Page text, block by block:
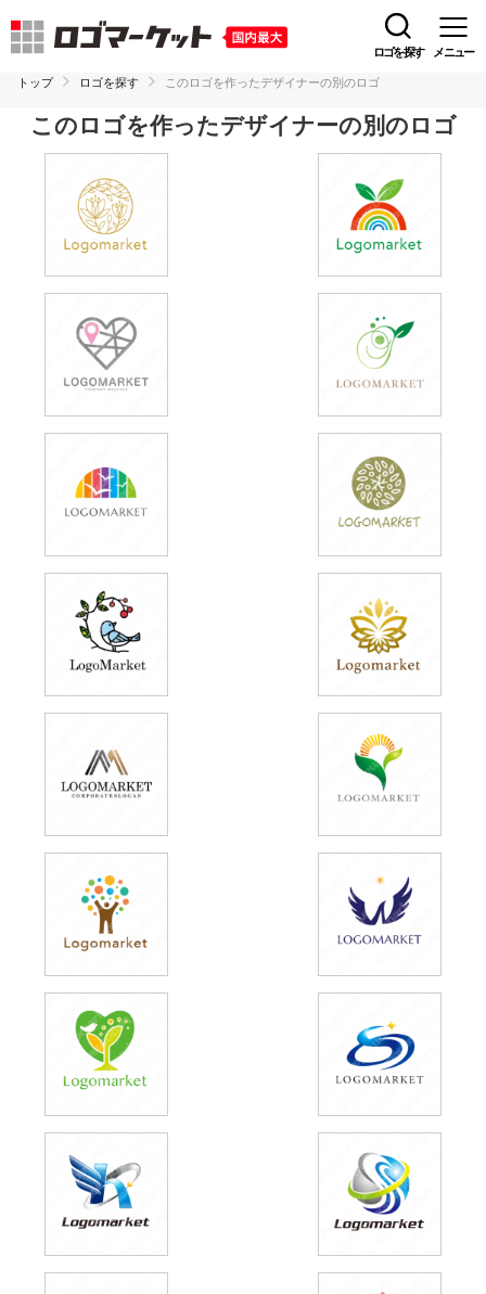
ロゴを探す メニュー
トップ ロゴを探す このロゴを作ったデザイナーの別のロゴ
このロゴを作ったデザイナーの別のロゴ